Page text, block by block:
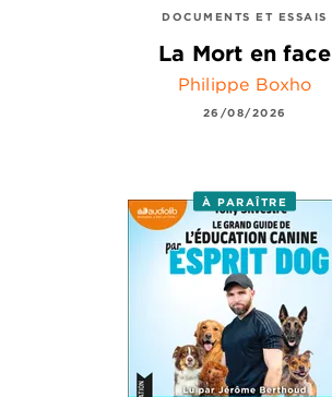
DOCUMENTS ET ESSAIS
La Mort en face
Philippe Boxho
26/08/2026
À PARAÎTRE